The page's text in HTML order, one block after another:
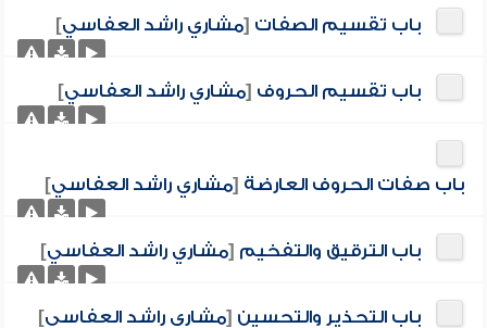
باب تقسيم الصفات [مشاري راشد العفاسي]
باب تقسيم الحروف [مشاري راشد العفاسي]
باب صفات الحروف العارضة [مشاري راشد العفاسي]
باب الترقيق والتفخيم [مشاري راشد العفاسي]
باب التحذير والتحسين [مشاري راشد العفاسي]